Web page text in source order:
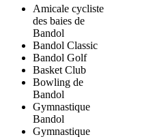
Amicale cycliste
des baies de
Bandol
Bandol Classic
Bandol Golf
Basket Club
Bowling de
Bandol
Gymnastique
Bandol
Gymnastique